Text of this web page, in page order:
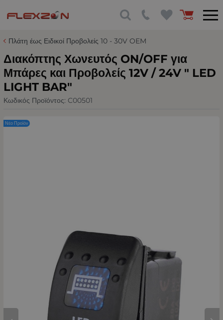
Πλάτη έως Ειδικοί Προβολείς 10 - 30V OEM
Διακόπτης Χωνευτός ON/OFF για
Μπάρες και Προβολείς 12V / 24V " LED
LIGHT BAR"
Κωδικός Προϊόντος: C00501
Νέο Προϊόν